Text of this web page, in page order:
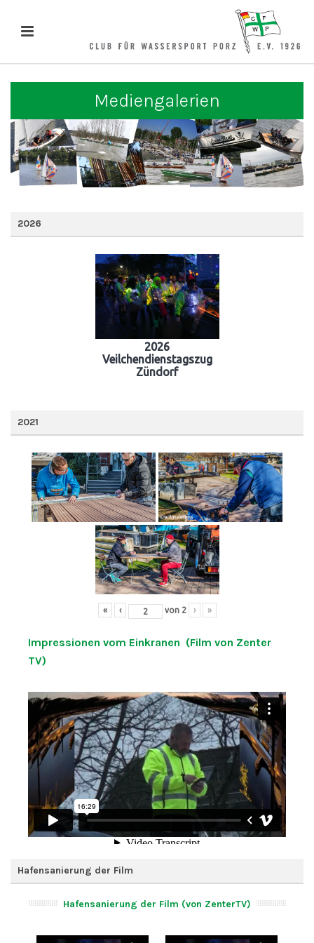
Mediengalerien
2026
2026
Veilchendienstagszug
Zündorf
2021
« ‹ von 2 › »
Impressionen vom Einkranen (Film von Zenter
TV)
Hafensanierung der Film
Hafensanierung der Film (von ZenterTV)